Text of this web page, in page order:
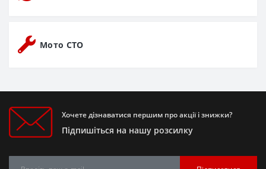
Мото СТО
Хочете дізнаватися першим про акції і знижки?
Підпишіться на нашу розсилку